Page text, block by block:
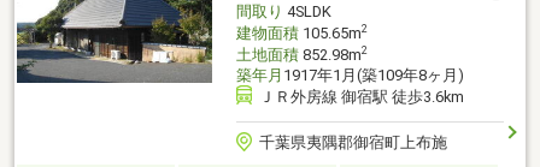
間取り 4SLDK
建物面積105.65m2
土地面積852.98m2
築年月 1917年1月(築109年8ヶ月)
ＪＲ外房線 御宿駅 徒歩3.6km
千葉県夷隅郡御宿町上布施